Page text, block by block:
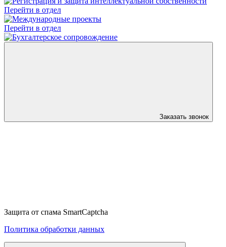
Перейти в отдел
Перейти в отдел
Заказать звонок
Защита от спама SmartCaptcha
Политика обработки данных